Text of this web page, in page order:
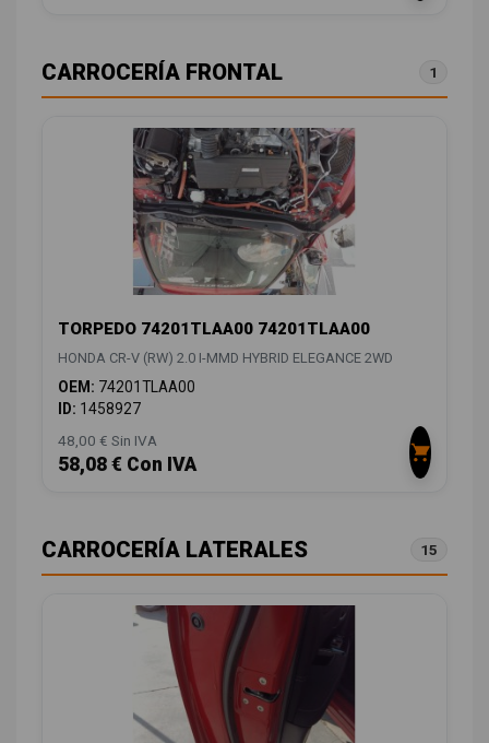
CARROCERÍA FRONTAL 1
TORPEDO 74201TLAA00 74201TLAA00
HONDA CR-V (RW) 2.0 I-MMD HYBRID ELEGANCE 2WD
OEM: 74201TLAA00
ID: 1458927
48,00 € Sin IVA
58,08 € Con IVA
CARROCERÍA LATERALES 15